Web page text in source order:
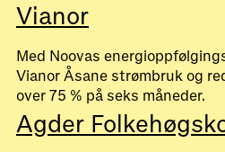
Vianor
Med Noovas
Vianor Åsane strømbruk og
over 75 % på seks måneder.
Agder